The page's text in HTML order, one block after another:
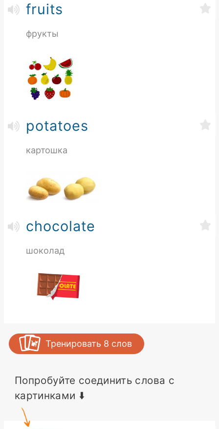
fruits
фрукты
potatoes
картошка
chocolate
шоколад
Тренировать 8 слов
Попробуйте соединить слова с
картинками ⬇️